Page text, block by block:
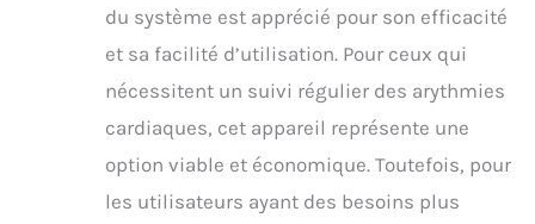
du système est apprécié pour son efficacité
et sa facilité d’utilisation. Pour ceux qui
nécessitent un suivi régulier des arythmies
cardiaques, cet appareil représente une
option viable et économique. Toutefois, pour
les utilisateurs ayant des besoins plus